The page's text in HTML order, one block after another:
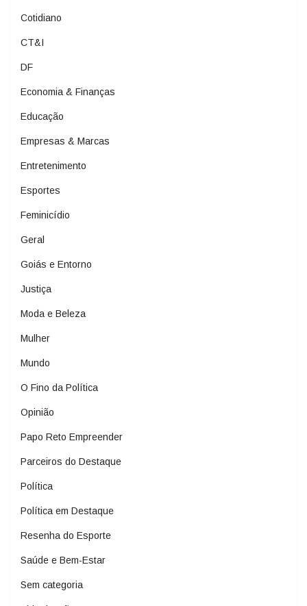
Cotidiano
CT&I
DF
Economia & Finanças
Educação
Empresas & Marcas
Entretenimento
Esportes
Feminicídio
Geral
Goiás e Entorno
Justiça
Moda e Beleza
Mulher
Mundo
O Fino da Política
Opinião
Papo Reto Empreender
Parceiros do Destaque
Política
Política em Destaque
Resenha do Esporte
Saúde e Bem-Estar
Sem categoria